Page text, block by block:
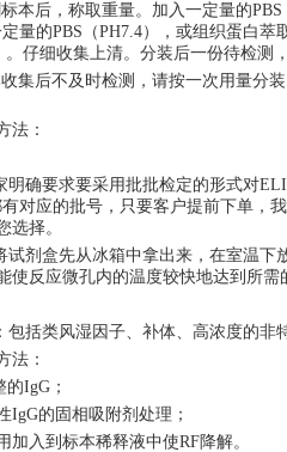
本后，称取重量。加入一定量的
量的PBS（PH7.4），或组织蛋白
。仔细收集上清。分装后一份待检测
集后不及时检测，请按一次用量分
法：
明确要求要采用批批检定的形式对
对应的批号，只要客户提前下单，
选择。
试剂盒先从冰箱中拿出来，在室温
使反应微孔内的温度较快地达到所需
包括类风湿因子、补体、高浓度的非
法：
IgG；
的固相吸附剂处理；
入到标本稀释液中使RF降解。